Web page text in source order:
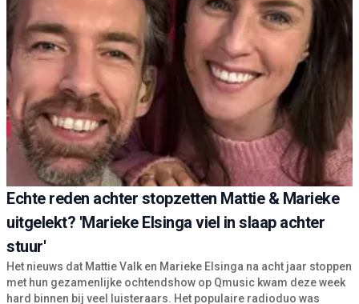
Echte reden achter stopzetten Mattie & Marieke
uitgelekt? 'Marieke Elsinga viel in slaap achter
stuur'
Het nieuws dat Mattie Valk en Marieke Elsinga na acht jaar stoppen
met hun gezamenlijke ochtendshow op Qmusic kwam deze week
hard binnen bij veel luisteraars. Het populaire radioduo was